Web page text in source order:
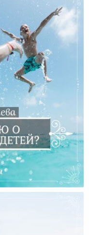
Детей?